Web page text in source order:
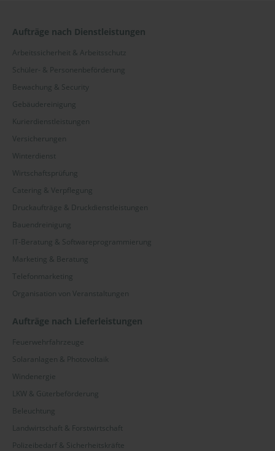
Aufträge nach Dienstleistungen
Arbeitssicherheit & Arbeitsschutz
Schüler- & Personenbeförderung
Bewachung & Security
Gebäudereinigung
Kurierdienstleistungen
Versicherungen
Winterdienst
Wirtschaftsprüfung
Catering & Verpflegung
Druckaufträge & Druckdienstleistungen
Bauendreinigung
IT-Beratung & Softwareprogrammierung
Marketing & Beratung
Telefonmarketing
Organisation von Veranstaltungen
Aufträge nach Lieferleistungen
Feuerwehrfahrzeuge
Solaranlagen & Photovoltaik
Windenergie
LKW & Güterbeförderung
Beleuchtung
Landwirtschaft & Forstwirtschaft
Polizeibedarf & Sicherheitskräfte